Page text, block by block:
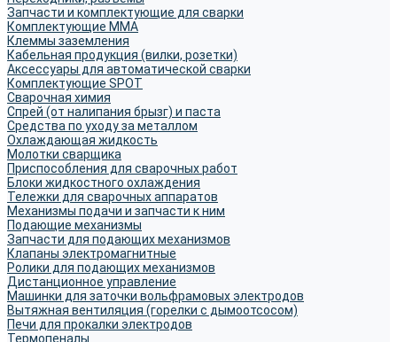
Запчасти и комплектующие для сварки
Комплектующие ММА
Клеммы заземления
Кабельная продукция (вилки, розетки)
Аксессуары для автоматической сварки
Комплектующие SPOT
Сварочная химия
Спрей (от налипания брызг) и паста
Средства по уходу за металлом
Охлаждающая жидкость
Молотки сварщика
Приспособления для сварочных работ
Блоки жидкостного охлаждения
Тележки для сварочных аппаратов
Механизмы подачи и запчасти к ним
Подающие механизмы
Запчасти для подающих механизмов
Клапаны электромагнитные
Ролики для подающих механизмов
Дистанционное управление
Машинки для заточки вольфрамовых электродов
Вытяжная вентиляция (горелки с дымоотсосом)
Печи для прокалки электродов
Термопеналы